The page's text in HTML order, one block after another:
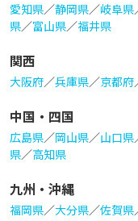
愛知県／静岡県／岐阜県
県／富山県／福井県
関西
大阪府／兵庫県／京都府
中国・四国
広島県／岡山県／山口県
県／高知県
九州・沖縄
福岡県／大分県／佐賀県